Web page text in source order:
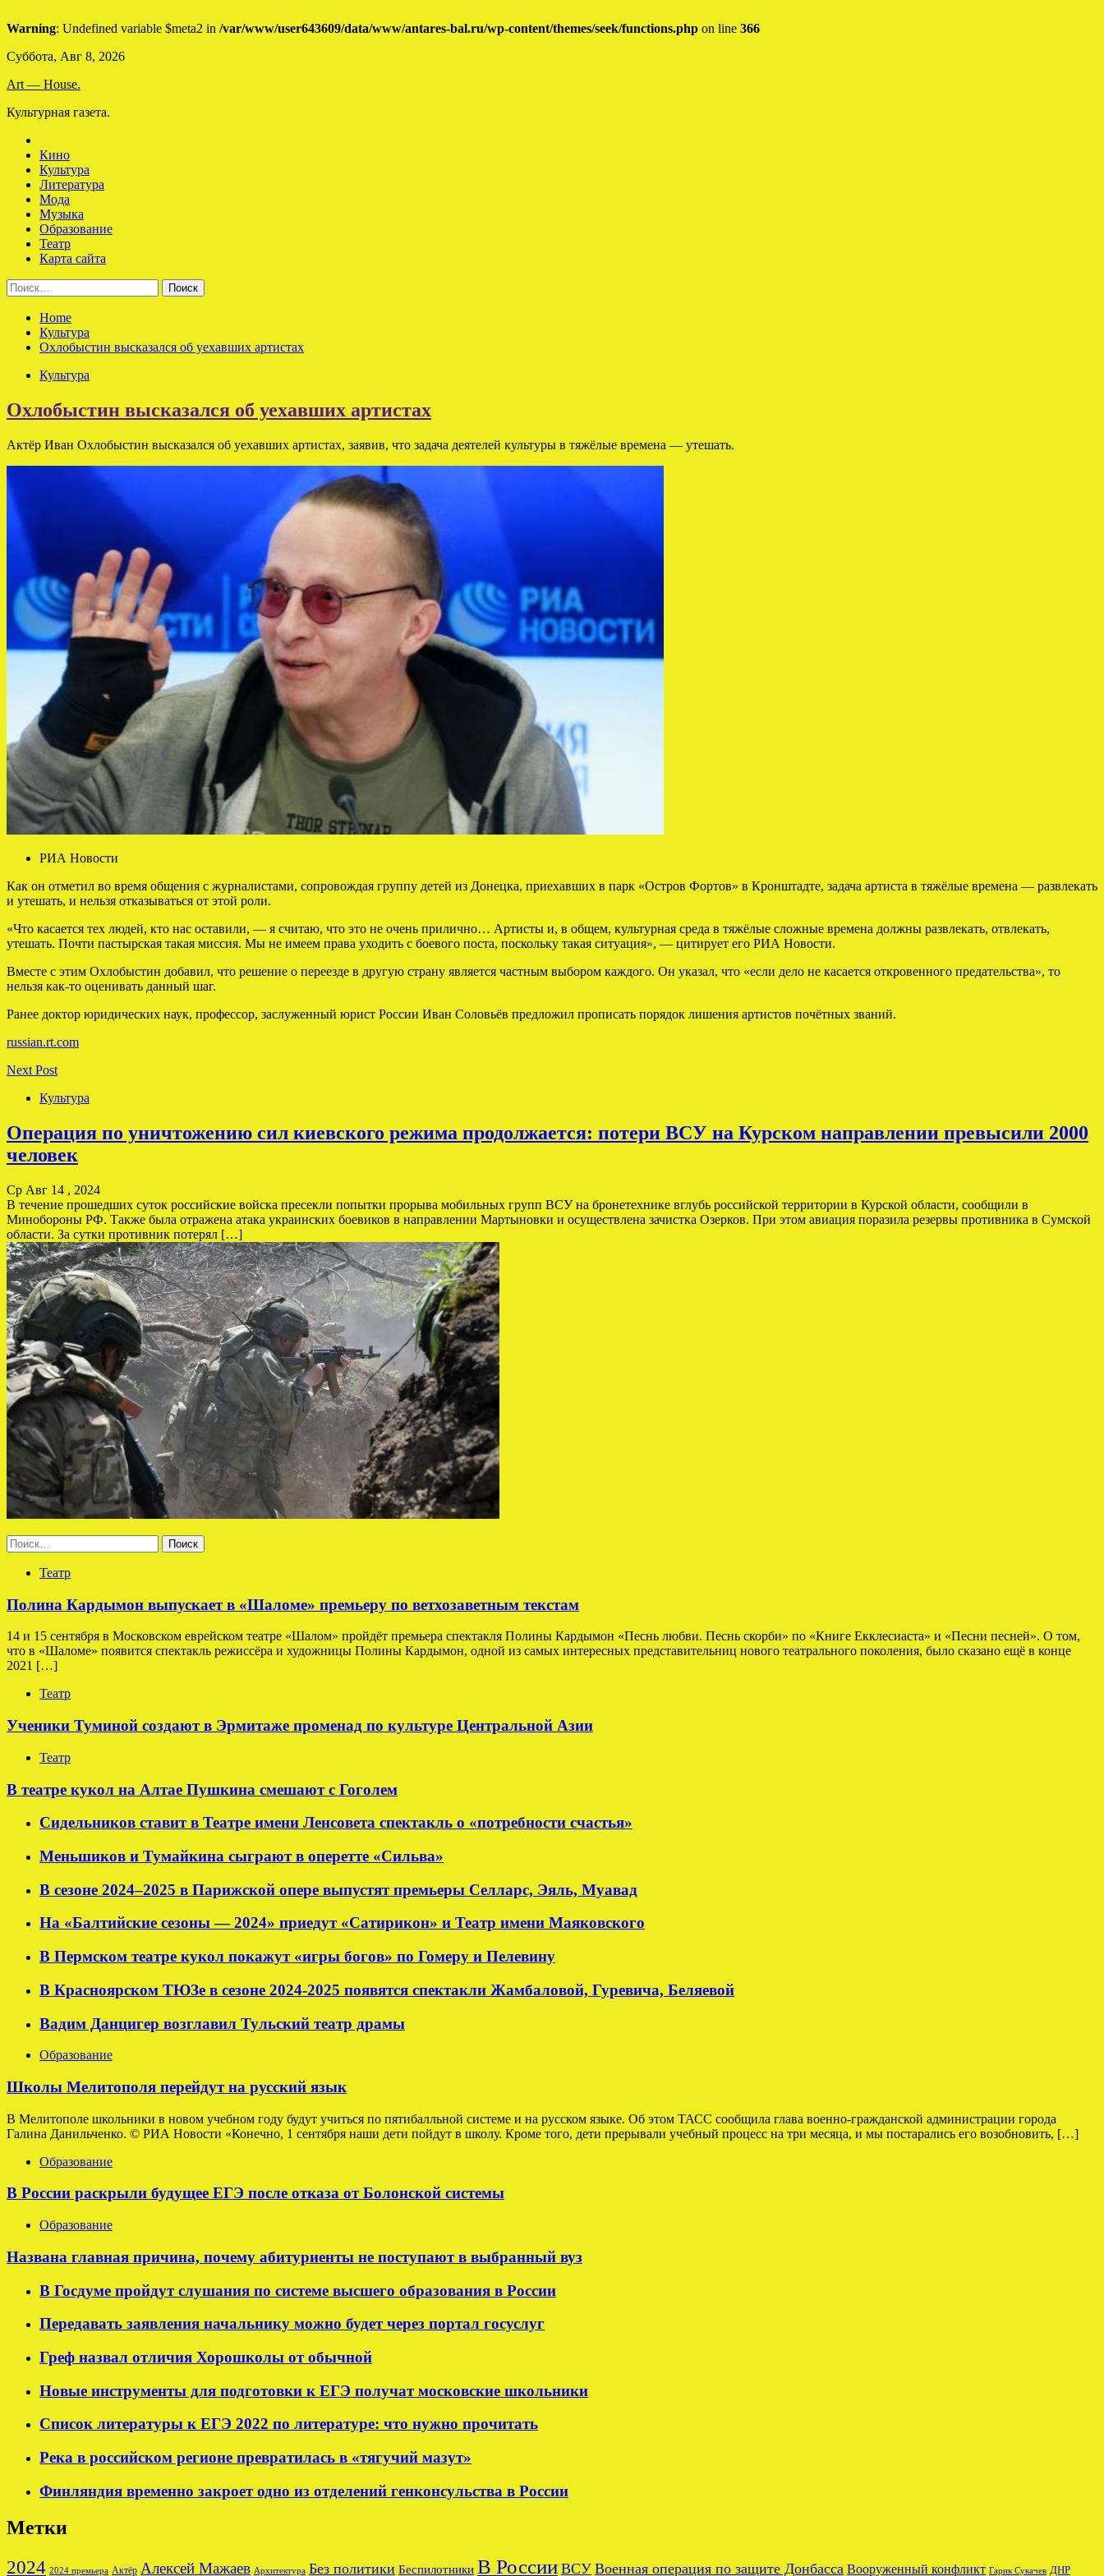
Warning: Undefined variable $meta2 in /var/www/user643609/data/www/antares-bal.ru/wp-content/themes/seek/functions.php on line 366
Skip
content
Суббота, Авг 8, 2026
Art — House.
Культурная газета.
Кино
Культура
Литература
Мода
Музыка
Образование
Театр
Карта сайта
Найти:
Home
Культура
Охлобыстин высказался об уехавших артистах
Культура
Охлобыстин высказался об уехавших артистах
Актёр Иван Охлобыстин высказался об уехавших артистах, заявив, что задача деятелей культуры в тяжёлые времена — утешать.
РИА Новости
Как он отметил во время общения с журналистами, сопровождая группу детей из Донецка, приехавших в парк «Остров Фортов» в Кронштадте, задача артиста в тяжёлые времена — развлекать
и утешать, и нельзя отказываться от этой роли.
«Что касается тех людей, кто нас оставили, — я считаю, что это не очень прилично… Артисты и, в общем, культурная среда в тяжёлые сложные времена должны развлекать, отвлекать,
утешать. Почти пастырская такая миссия. Мы не имеем права уходить с боевого поста, поскольку такая ситуация», — цитирует его РИА Новости.
Вместе с этим Охлобыстин добавил, что решение о переезде в другую страну является частным выбором каждого. Он указал, что «если дело не касается откровенного предательства», то
нельзя как-то оценивать данный шаг.
Ранее доктор юридических наук, профессор, заслуженный юрист России Иван Соловьёв предложил прописать порядок лишения артистов почётных званий.
russian.rt.com
Next Post
Культура
Операция по уничтожению сил киевского режима продолжается: потери ВСУ на Курском направлении превысили 2000
человек
Ср Авг 14 , 2024
В течение прошедших суток российские войска пресекли попытки прорыва мобильных групп ВСУ на бронетехнике вглубь российской территории в Курской области, сообщили в
Минобороны РФ. Также была отражена атака украинских боевиков в направлении Мартыновки и осуществлена зачистка Озерков. При этом авиация поразила резервы противника в Сумской
области. За сутки противник потерял […]
Найти:
Театр
Полина Кардымон выпускает в «Шаломе» премьеру по ветхозаветным текстам
14 и 15 сентября в Московском еврейском театре «Шалом» пройдёт премьера спектакля Полины Кардымон «Песнь любви. Песнь скорби» по «Книге Екклесиаста» и «Песни песней». О том,
что в «Шаломе» появится спектакль режиссёра и художницы Полины Кардымон, одной из самых интересных представительниц нового театрального поколения, было сказано ещё в конце
2021 […]
Театр
Ученики Туминой создают в Эрмитаже променад по культуре Центральной Азии
Театр
В театре кукол на Алтае Пушкина смешают с Гоголем
Сидельников ставит в Театре имени Ленсовета спектакль о «потребности счастья»
Меньшиков и Тумайкина сыграют в оперетте «Сильва»
В сезоне 2024–2025 в Парижской опере выпустят премьеры Селларс, Эяль, Муавад
На «Балтийские сезоны — 2024» приедут «Сатирикон» и Театр имени Маяковского
В Пермском театре кукол покажут «игры богов» по Гомеру и Пелевину
В Красноярском ТЮЗе в сезоне 2024-2025 появятся спектакли Жамбаловой, Гуревича, Беляевой
Вадим Данцигер возглавил Тульский театр драмы
Образование
Школы Мелитополя перейдут на русский язык
В Мелитополе школьники в новом учебном году будут учиться по пятибалльной системе и на русском языке. Об этом ТАСС сообщила глава военно-гражданской администрации города
Галина Данильченко. © РИА Новости «Конечно, 1 сентября наши дети пойдут в школу. Кроме того, дети прерывали учебный процесс на три месяца, и мы постарались его возобновить, […]
Образование
В России раскрыли будущее ЕГЭ после отказа от Болонской системы
Образование
Названа главная причина, почему абитуриенты не поступают в выбранный вуз
В Госдуме пройдут слушания по системе высшего образования в России
Передавать заявления начальнику можно будет через портал госуслуг
Греф назвал отличия Хорошколы от обычной
Новые инструменты для подготовки к ЕГЭ получат московские школьники
Список литературы к ЕГЭ 2022 по литературе: что нужно прочитать
Река в российском регионе превратилась в «тягучий мазут»
Финляндия временно закроет одно из отделений генконсульства в России
Метки
2024 2024 премьера Актёр Алексей Мажаев Архитектура Без политики Беспилотники В России ВСУ Военная операция по защите Донбасса Вооруженный конфликт Гарик Сукачев ДНР